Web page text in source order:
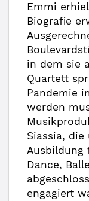
Emmi
Biografie
in dem sie
Quartett
Pandemie
werden
Siassia, die
Ausbildung
Dance,
engagiert